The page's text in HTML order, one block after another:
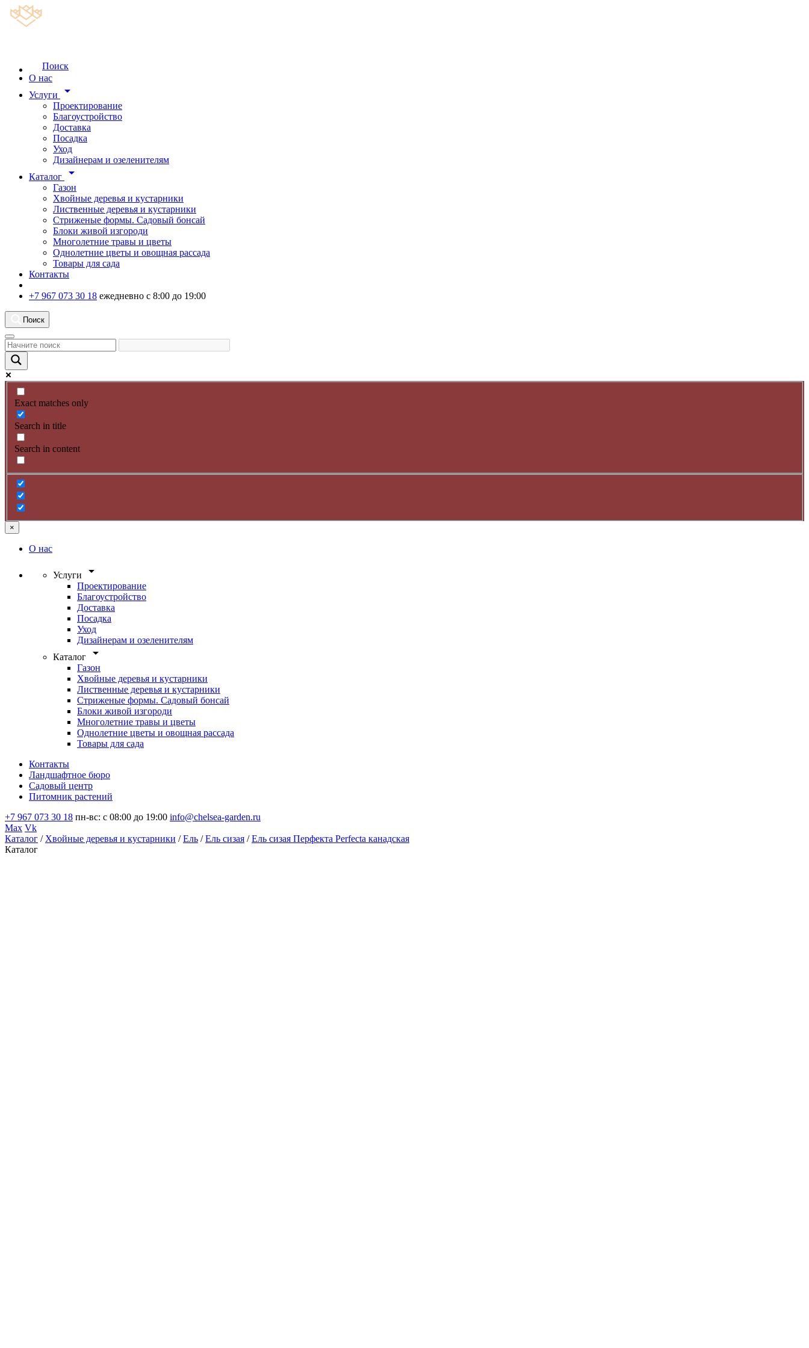
Поиск
О нас
Услуги
arrow_drop_down
Проектирование
Благоустройство
Доставка
Посадка
Уход
Дизайнерам и озеленителям
Каталог
arrow_drop_down
Газон
Хвойные деревья и кустарники
Лиственные деревья и кустарники
Стриженые формы. Садовый бонсай
Блоки живой изгороди
Многолетние травы и цветы
Однолетние цветы и овощная рассада
Товары для сада
Контакты
+7 967 073 30 18 ежедневно с 8:00 до 19:00
Поиск
Exact matches only
Search in title
Search in content
×
О нас
Услуги arrow_drop_down
Проектирование
Благоустройство
Доставка
Посадка
Уход
Дизайнерам и озеленителям
Каталог
arrow_drop_down
Газон
Хвойные деревья и кустарники
Лиственные деревья и кустарники
Стриженые формы. Садовый бонсай
Блоки живой изгороди
Многолетние травы и цветы
Однолетние цветы и овощная рассада
Товары для сада
Контакты
Ландшафтное бюро
Садовый центр
Питомник растений
+7 967 073 30 18 пн-вс: с 08:00 до 19:00 info@chelsea-garden.ru
Max Vk
Каталог / Хвойные деревья и кустарники /Ель /Ель сизая /Ель сизая Перфекта Perfecta канадская
Каталог